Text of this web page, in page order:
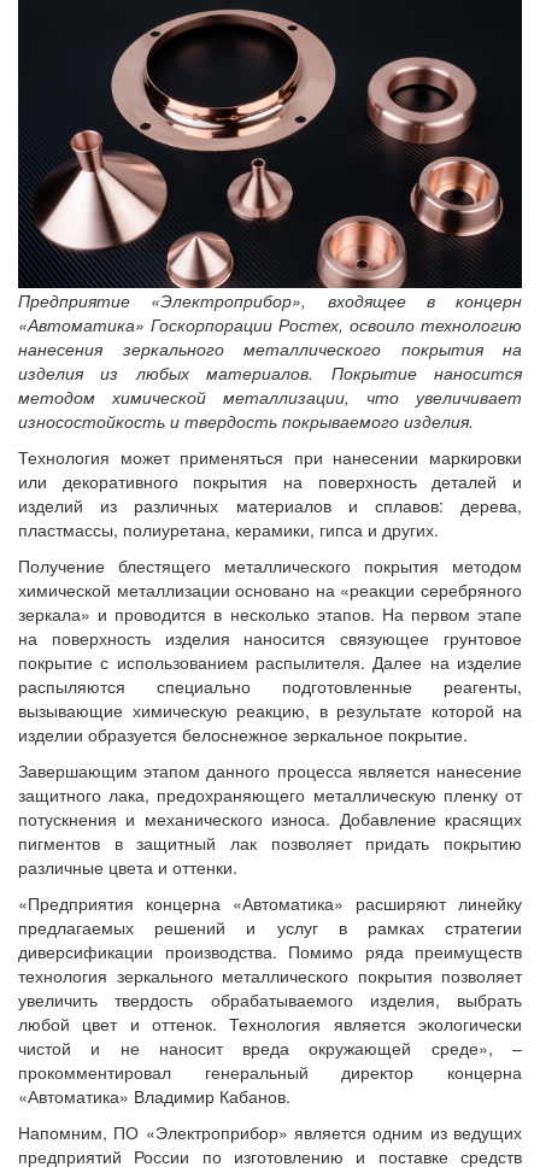
Предприятие «Электроприбор», входящее в концерн
«Автоматика» Госкорпорации Ростех, освоило технологию
нанесения зеркального металлического покрытия на
изделия из любых материалов. Покрытие наносится
методом химической металлизации, что увеличивает
износостойкость и твердость покрываемого изделия.
Технология может применяться при нанесении маркировки
или декоративного покрытия на поверхность деталей и
изделий из различных материалов и сплавов: дерева,
пластмассы, полиуретана, керамики, гипса и других.
Получение блестящего металлического покрытия методом
химической металлизации основано на «реакции серебряного
зеркала» и проводится в несколько этапов. На первом этапе
на поверхность изделия наносится связующее грунтовое
покрытие с использованием распылителя. Далее на изделие
распыляются специально подготовленные реагенты,
вызывающие химическую реакцию, в результате которой на
изделии образуется белоснежное зеркальное покрытие.
Завершающим этапом данного процесса является нанесение
защитного лака, предохраняющего металлическую пленку от
потускнения и механического износа. Добавление красящих
пигментов в защитный лак позволяет придать покрытию
различные цвета и оттенки.
«Предприятия концерна «Автоматика» расширяют линейку
предлагаемых решений и услуг в рамках стратегии
диверсификации производства. Помимо ряда преимуществ
технология зеркального металлического покрытия позволяет
увеличить твердость обрабатываемого изделия, выбрать
любой цвет и оттенок. Технология является экологически
чистой и не наносит вреда окружающей среде», –
прокомментировал генеральный директор концерна
«Автоматика» Владимир Кабанов.
Напомним, ПО «Электроприбор» является одним из ведущих
предприятий России по изготовлению и поставке средств